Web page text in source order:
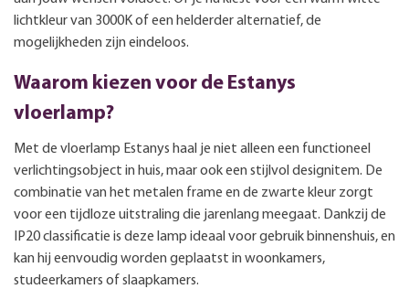
lichtkleur van 3000K of een helderder alternatief, de
mogelijkheden zijn eindeloos.
Waarom kiezen voor de Estanys
vloerlamp?
Met de vloerlamp Estanys haal je niet alleen een functioneel
verlichtingsobject in huis, maar ook een stijlvol designitem. De
combinatie van het metalen frame en de zwarte kleur zorgt
voor een tijdloze uitstraling die jarenlang meegaat. Dankzij de
IP20 classificatie is deze lamp ideaal voor gebruik binnenshuis, en
kan hij eenvoudig worden geplaatst in woonkamers,
studeerkamers of slaapkamers.